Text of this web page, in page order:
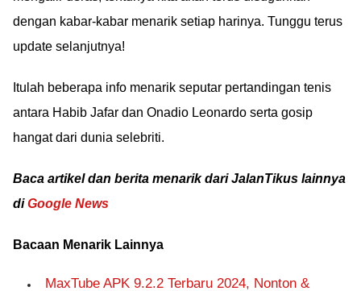
dengan kabar-kabar menarik setiap harinya. Tunggu terus
update selanjutnya!
Itulah beberapa info menarik seputar pertandingan tenis
antara Habib Jafar dan Onadio Leonardo serta gosip
hangat dari dunia selebriti.
Baca artikel dan berita menarik dari JalanTikus lainnya
diGoogle News
Bacaan Menarik Lainnya
MaxTube APK 9.2.2 Terbaru 2024, Nonton &